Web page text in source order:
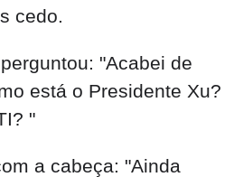
cedo.
"Acabei de
está o Presidente Xu?
"
a cabeça: "Ainda